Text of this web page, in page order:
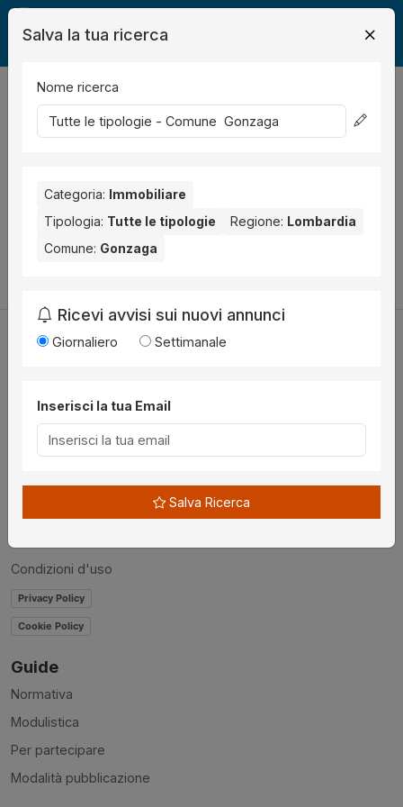
Legalmente Immobili
risultati Ordina per
risultato per la Provincia selezionata:
Prova a modificare i parametri di ricerca:
Utilità
Chi siamo
Disclaimer
News
Condizioni d'uso
Privacy Policy
Cookie Policy
Guide
Normativa
Modulistica
Per partecipare
Modalità pubblicazione
Salva la tua ricerca
Nome ricerca
Categoria: Immobiliare
Tipologia: Tutte le tipologie Regione: Lombardia
Comune: Gonzaga
Ricevi avvisi sui nuovi annunci
Giornaliero Settimanale
Inserisci la tua Email
Salva Ricerca